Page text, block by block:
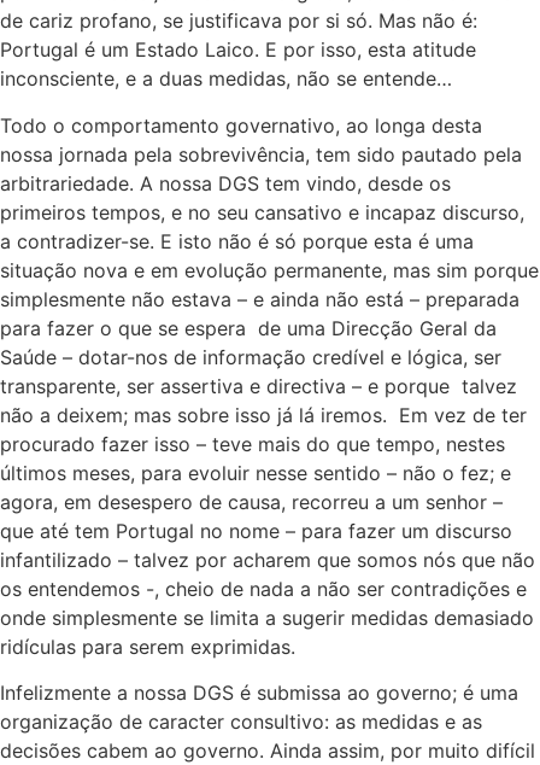
de cariz profano, se justificava por si só. Mas não é:
Portugal é um Estado Laico. E por isso, esta atitude
inconsciente, e a duas medidas, não se entende…
Todo o comportamento governativo, ao longa desta
nossa jornada pela sobrevivência, tem sido pautado pela
arbitrariedade. A nossa DGS tem vindo, desde os
primeiros tempos, e no seu cansativo e incapaz discurso,
a contradizer-se. E isto não é só porque esta é uma
situação nova e em evolução permanente, mas sim porque
simplesmente não estava – e ainda não está – preparada
para fazer o que se espera de uma Direcção Geral da
Saúde – dotar-nos de informação credível e lógica, ser
transparente, ser assertiva e directiva – e porque talvez
não a deixem; mas sobre isso já lá iremos. Em vez de ter
procurado fazer isso – teve mais do que tempo, nestes
últimos meses, para evoluir nesse sentido – não o fez; e
agora, em desespero de causa, recorreu a um senhor –
que até tem Portugal no nome – para fazer um discurso
infantilizado – talvez por acharem que somos nós que não
os entendemos -, cheio de nada a não ser contradições e
onde simplesmente se limita a sugerir medidas demasiado
ridículas para serem exprimidas.
Infelizmente a nossa DGS é submissa ao governo; é uma
organização de caracter consultivo: as medidas e as
decisões cabem ao governo. Ainda assim, por muito difícil